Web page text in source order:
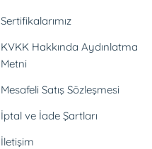
Sertifikalarımız
KVKK Hakkında Aydınlatma
Metni
Mesafeli Satış Sözleşmesi
İptal ve İade Şartları
İletişim